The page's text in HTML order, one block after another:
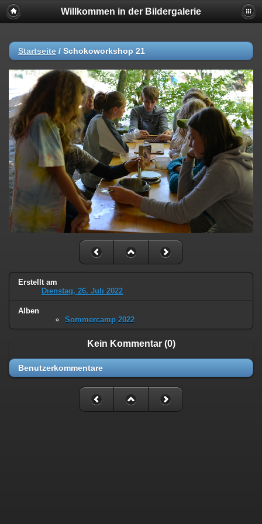
Willkommen in der Bildergalerie
Startseite / Schokoworkshop 21
Erstellt am
Dienstag, 26. Juli 2022
Alben
Sommercamp 2022
Kein Kommentar (0)
Benutzerkommentare